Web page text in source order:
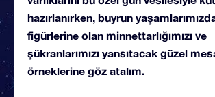
hazırlanırken, buyrun
figürlerine olan minnettarlığımızı ve
şükranlarımızı yansıtacak güzel
örneklerine göz atalım.